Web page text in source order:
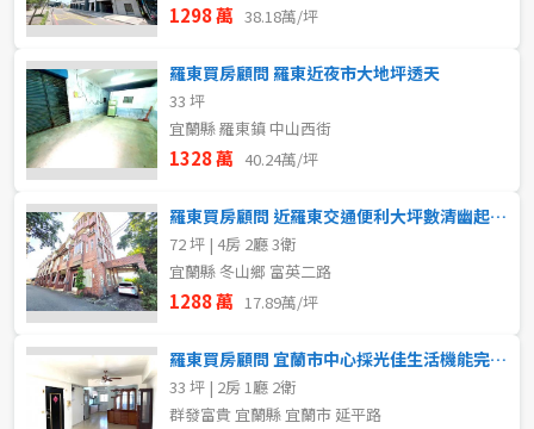
1298 萬 38.18萬/坪
羅東買房顧問 羅東近夜市大地坪透天
33 坪
宜蘭縣 羅東鎮 中山西街
1328 萬 40.24萬/坪
羅東買房顧問 近羅東交通便利大坪數清幽起家厝
72 坪 | 4房 2廳 3衛
宜蘭縣 冬山鄉 富英二路
1288 萬 17.89萬/坪
羅東買房顧問 宜蘭市中心採光佳生活機能完善華廈
33 坪 | 2房 1廳 2衛
群發富貴 宜蘭縣 宜蘭市 延平路